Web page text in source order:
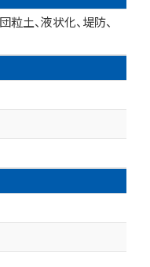
土、液状化、堤防、